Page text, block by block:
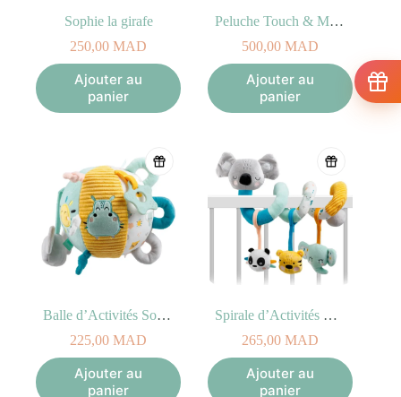
Sophie la girafe
250,00 MAD
Ajouter au
panier
Peluche Touch & Music Sophie la girafe
500,00 MAD
Ajouter au
panier
Balle d’Activités Souple Eurekakids CUCU 3M+
225,00 MAD
Ajouter au
panier
Spirale d’Activités Eurekakids CUCU 0M+
265,00 MAD
Ajouter au
panier